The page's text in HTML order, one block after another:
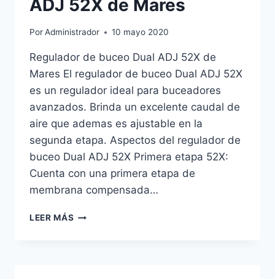
ADJ 52X de Mares
PorAdministrador 10 mayo 2020
Regulador de buceo Dual ADJ 52X de
Mares El regulador de buceo Dual ADJ 52X
es un regulador ideal para buceadores
avanzados. Brinda un excelente caudal de
aire que ademas es ajustable en la
segunda etapa. Aspectos del regulador de
buceo Dual ADJ 52X Primera etapa 52X:
Cuenta con una primera etapa de
membrana compensada…
LEER MÁS REGULADOR